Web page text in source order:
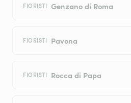
FIORISTI Genzano di Roma
FIORISTI Pavona
FIORISTI Rocca di Papa